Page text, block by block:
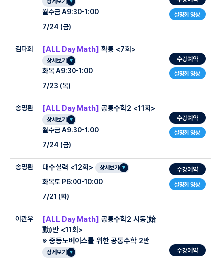
설명회 영상
상세보기
월수금 A9:30-1:00
7/24 (금)
김다희
설명회 영상
[ALL Day Math] 확통 <7회>
상세보기
화목 A9:30-1:00
7/23 (목)
수강예약
송명환
설명회 영상
[ALL Day Math] 공통수학2 <11회>
상세보기
월수금 A9:30-1:00
7/24 (금)
수강예약
○ 수업특징
2학기 내신대비를 원하는 고1 학생
기본부터 심화까지 완벽한 개념 학습
내신에 자주 나오는 유형의 철저한 반복학습
도형의 방정식 유형 외우다가 실패하는 학생들을 위한 기하 문제의 접근법 과 분석법 제
송명환
설명회 영상
대수실력 <12회> 상세보기
화목토 P6:00-10:00
7/21 (화)
수강예약
○ 수업특징
대수 강좌의 심화를 원하는 학생
이관우 [ALL Day Math] 공통수학2 시동(始
動)반 <11회>
※ 중등노베이스를 위한 공통수학 2반
상세보기 수강예약